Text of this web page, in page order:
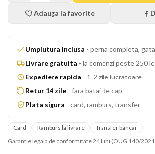
Adauga la favorite
Umplutura inclusa - perna completa,
Livrare gratuita - la comenzi peste 250
Expediere rapida - 1-2 zile lucratoare
Retur 14 zile - fara batai de cap
Plata sigura - card, ramburs, transfer
Card Ramburs la livrare
Transfer bancar
Garantie legala de conformitate 24 luni (OUG 140/